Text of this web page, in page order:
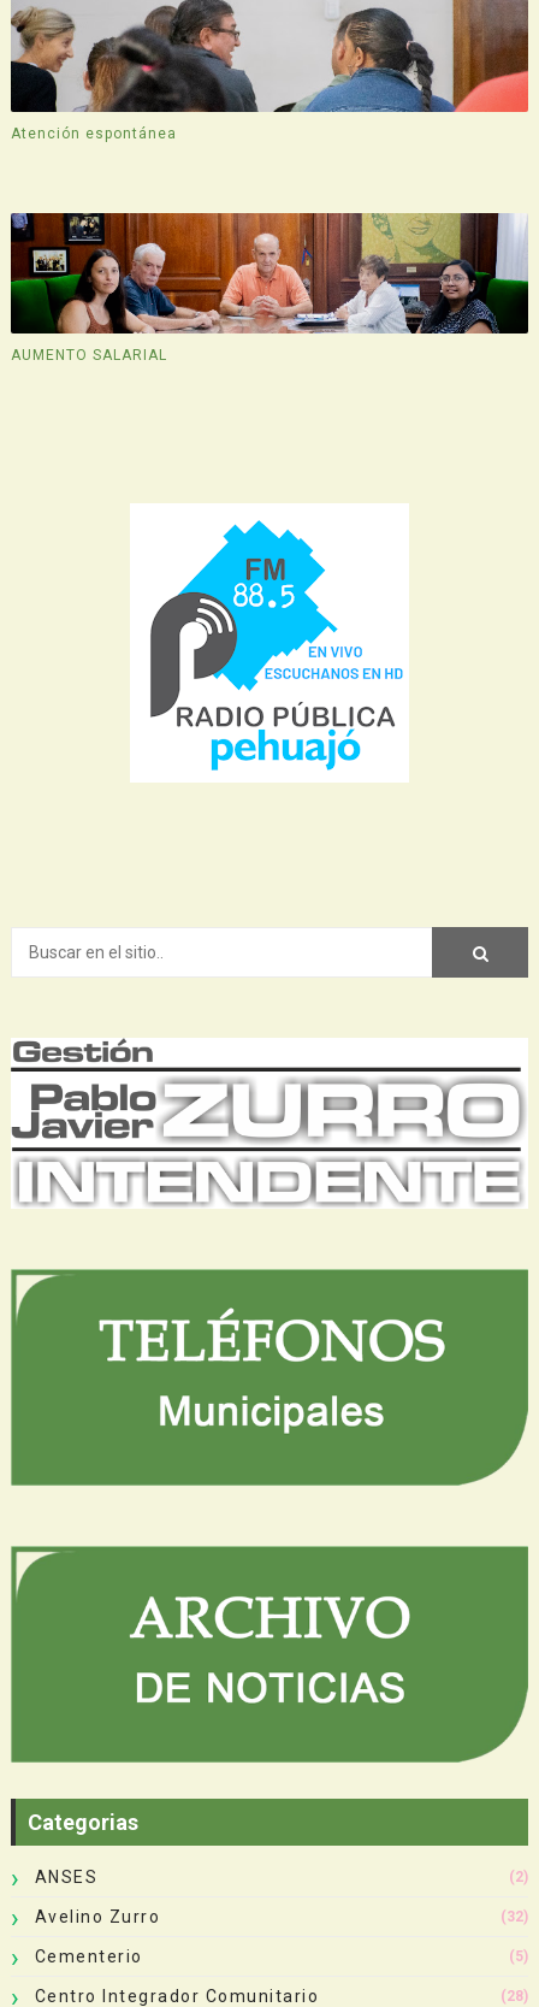
Atención espontánea
AUMENTO SALARIAL
Categorias
ANSES (2)
Avelino Zurro (32)
Cementerio (5)
Centro Integrador Comunitario (28)